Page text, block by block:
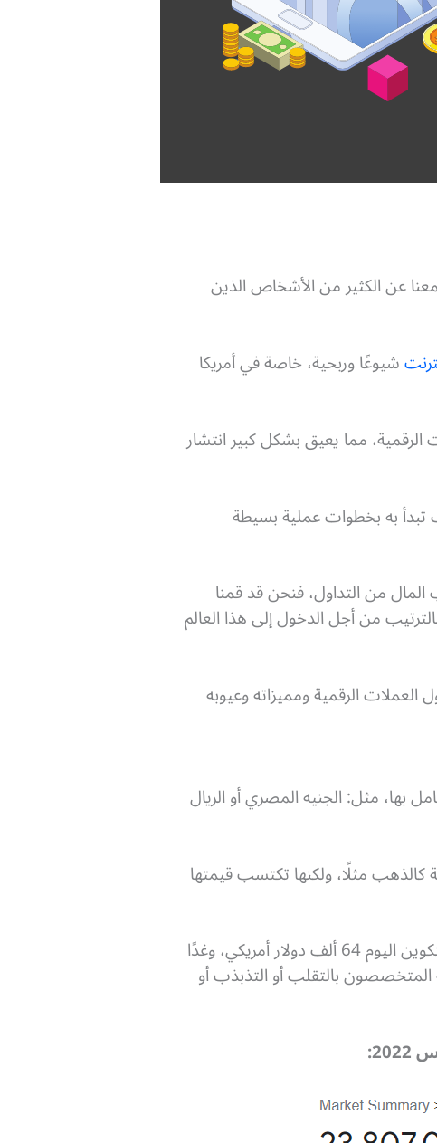
عن الكثير من الأشخاص الذين
شيوعًا وربحية، خاصة في أمريكا
مما يعيق بشكل كبير انتشار
تبدأ به بخطوات عملية بسيطة
من التداول، فنحن قد قمنا
من أجل الدخول إلى هذا العالم
الرقمية ومميزاته وعيوبه
بها، مثل: الجنيه المصري أو الريال
مثلًا، ولكنها تكتسب قيمتها
لهذا السبب هي تتميز بكون أسعارها متذبذبة للغاية، حيث من الممكن مثلاً أن يكون سعر البيتكوين اليوم 64 ألف دولار أمريكي، وغدًا
وهو ما يعرفه المتخصصون بالتقلب أو التذبذب أو